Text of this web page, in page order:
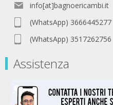
info[at]bagnoericambi.it
(WhatsApp) 3666445277
(WhatsApp) 3517262756
Assistenza